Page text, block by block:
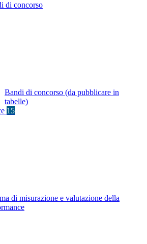
di concorso
Bandi di concorso (da pubblicare in
tabelle)
15
di misurazione e valutazione della